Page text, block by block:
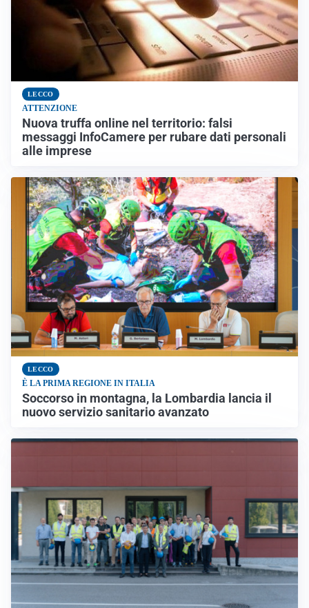
LECCO
ATTENZIONE
Nuova truffa online nel territorio: falsi
messaggi InfoCamere per rubare dati personali
alle imprese
LECCO
È LA PRIMA REGIONE IN ITALIA
Soccorso in montagna, la Lombardia lancia il
nuovo servizio sanitario avanzato